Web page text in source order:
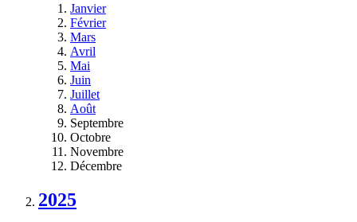
Janvier
Février
Mars
Avril
Mai
Juin
Juillet
Août
Septembre
Octobre
Novembre
Décembre
2025